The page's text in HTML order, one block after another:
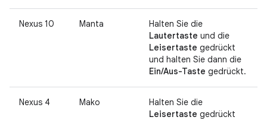
Nexus 10 Manta
Halten Sie die
Lautertaste und die
Leisertaste gedrückt
und halten Sie dann die
Ein/Aus-Taste gedrückt.
Nexus 4 Mako
Halten Sie die
Leisertaste gedrückt